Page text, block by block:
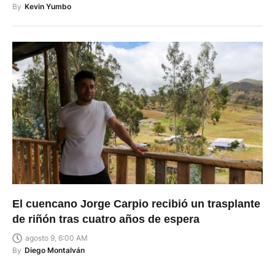
By Kevin Yumbo
El cuencano Jorge Carpio recibió un trasplante
de riñón tras cuatro años de espera
agosto 9, 6:00 AM
By Diego Montalván